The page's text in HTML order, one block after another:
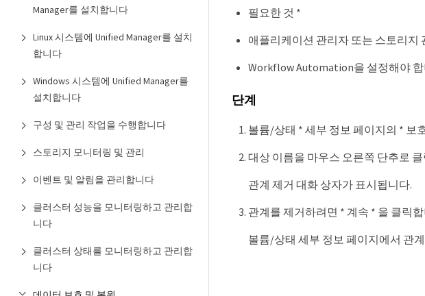
Manager를 설치합니다
Linux 시스템에 Unified Manager를 설치
합니다
Windows 시스템에 Unified Manager를
설치합니다
구성 및 관리 작업을 수행합니다
스토리지 모니터링 및 관리
이벤트 및 알림을 관리합니다
클러스터 성능을 모니터링하고 관리합
니다
클러스터 상태를 모니터링하고 관리합
니다
필요한 것 *
애플리케이션 관리자 또는 스토리지
Workflow Automation을 설정해야 합
단계
볼륨/상태 * 세부 정보 페이지의 * 보
대상 이름을 마우스 오른쪽 단추로
관계 제거 대화 상자가 표시됩니다.
관계를 제거하려면 * 계속 * 을 클릭
볼륨/상태 세부 정보 페이지에서 관